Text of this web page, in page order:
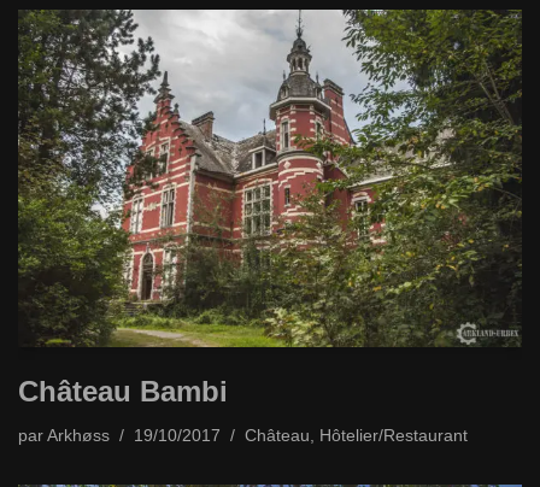
Château Bambi
par Arkhøss 19/10/2017 Château, Hôtelier/Restaurant